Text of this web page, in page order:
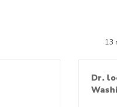
13
Dr.